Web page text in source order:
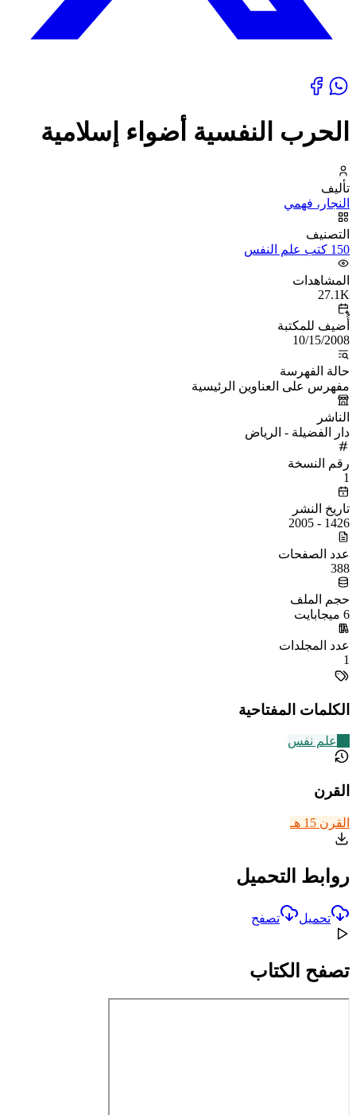
الحرب النفسية أضواء إسلامية
تأليف
النجار، فهمي
التصنيف
150 كتب علم النفس
المشاهدات
27.1K
أُضيف للمكتبة
10/15/2008
حالة الفهرسة
مفهرس على العناوين الرئيسية
الناشر
دار الفضيلة - الرياض
رقم النسخة
1
تاريخ النشر
1426 - 2005
عدد الصفحات
388
حجم الملف
6 ميجابايت
عدد المجلدات
1
الكلمات المفتاحية
علم نفس
القرن
القرن 15 هـ
روابط التحميل
تحميل تصفح
تصفح الكتاب